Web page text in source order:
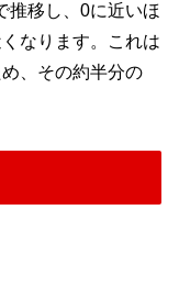
推移し、0に近いほ
なります。これは
、その約半分の